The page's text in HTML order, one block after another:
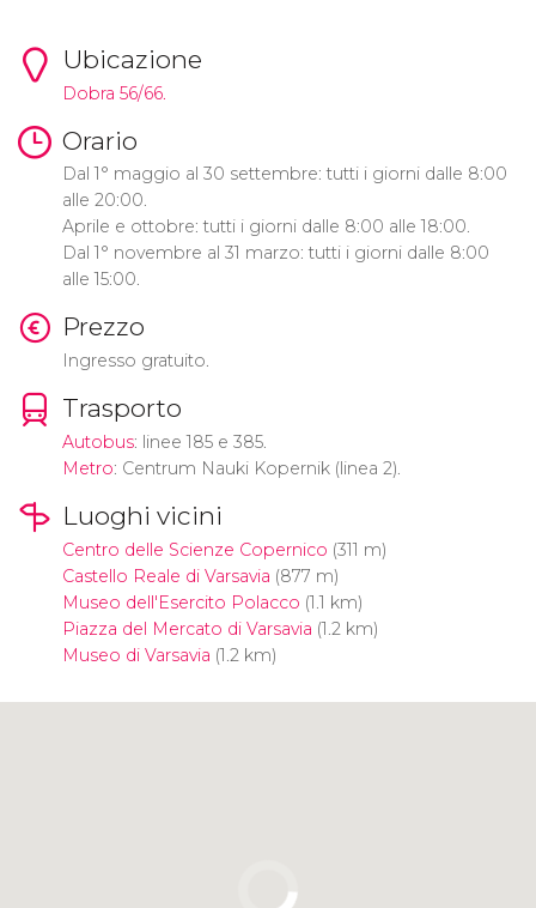
Ubicazione
Dobra 56/66.
Orario
Dal 1° maggio al 30 settembre: tutti i giorni dalle 8:00
alle 20:00.
Aprile e ottobre: ​​tutti i giorni dalle 8:00 alle 18:00.
Dal 1° novembre al 31 marzo: tutti i giorni dalle 8:00
alle 15:00.
Prezzo
Ingresso gratuito.
Trasporto
Autobus: linee 185 e 385.
Metro: Centrum Nauki Kopernik (linea 2).
Luoghi vicini
Centro delle Scienze Copernico (311 m)
Castello Reale di Varsavia (877 m)
Museo dell'Esercito Polacco (1.1 km)
Piazza del Mercato di Varsavia (1.2 km)
Museo di Varsavia (1.2 km)